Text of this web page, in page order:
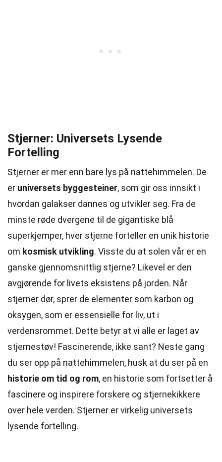
Stjerner: Universets Lysende
Fortelling
Stjerner er mer enn bare lys på nattehimmelen. De
er universets byggesteiner, som gir oss innsikt i
hvordan galakser dannes og utvikler seg. Fra de
minste røde dvergene til de gigantiske blå
superkjemper, hver stjerne forteller en unik historie
om kosmisk utvikling. Visste du at solen vår er en
ganske gjennomsnittlig stjerne? Likevel er den
avgjørende for livets eksistens på jorden. Når
stjerner dør, sprer de elementer som karbon og
oksygen, som er essensielle for liv, ut i
verdensrommet. Dette betyr at vi alle er laget av
stjernestøv! Fascinerende, ikke sant? Neste gang
du ser opp på nattehimmelen, husk at du ser på en
historie om tid og rom, en historie som fortsetter å
fascinere og inspirere forskere og stjernekikkere
over hele verden. Stjerner er virkelig universets
lysende fortelling.